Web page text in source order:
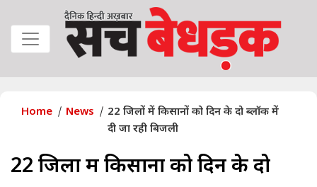
Home News
22 जिलों में किसानों को दिन के दो ब्लॉक में
दी जा रही बिजली
22 जिलों में किसानों को दिन के दो